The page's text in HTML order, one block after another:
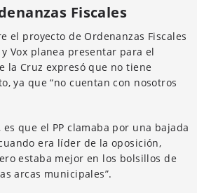
Fiscales
el proyecto de Ordenanzas Fiscales
Vox planea presentar para el
la Cruz expresó que no tiene
ya que “no cuentan con nosotros
que el PP clamaba por una bajada
era líder de la oposición,
estaba mejor en los bolsillos de
arcas municipales”.